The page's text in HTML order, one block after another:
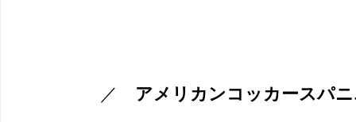
／ アメリカンコッカースパ